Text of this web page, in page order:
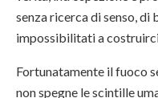
senza ricerca di senso, di
impossibilitati a
Fortunatamente il fuoco
non spegne le scintille